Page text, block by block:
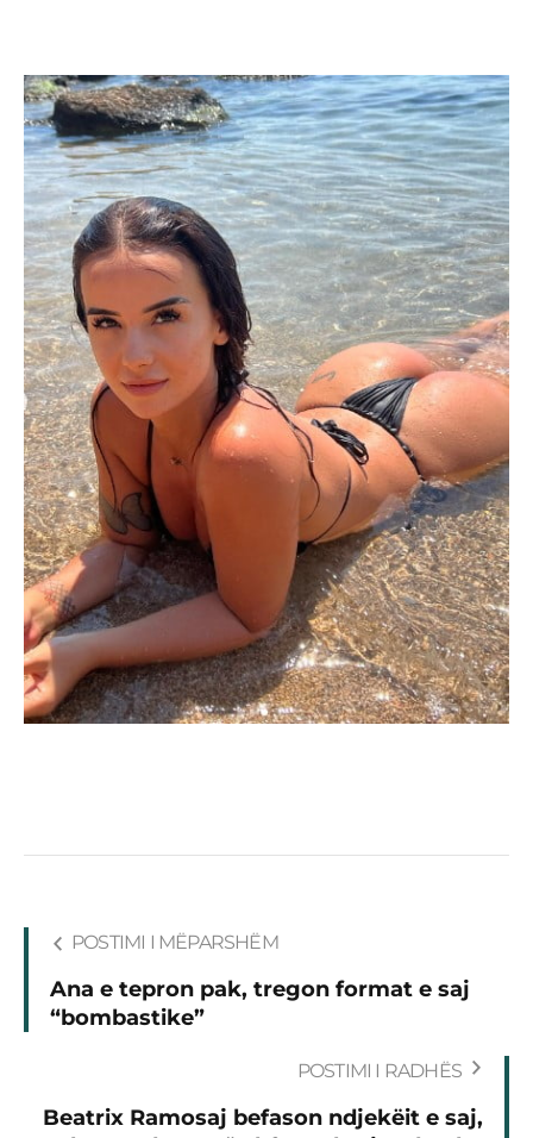
POSTIMI I MËPARSHËM
Ana e tepron pak, tregon format e saj
“bombastike”
POSTIMI I RADHËS
Beatrix Ramosaj befason ndjekëit e saj,